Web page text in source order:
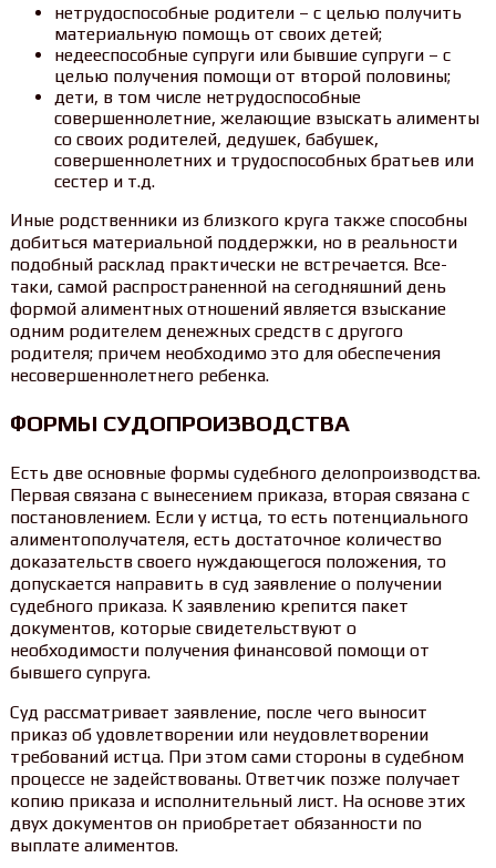
нетрудоспособные родители – с целью получить
материальную помощь от своих детей;
недееспособные супруги или бывшие супруги – с
целью получения помощи от второй половины;
дети, в том числе нетрудоспособные
совершеннолетние, желающие взыскать алименты
со своих родителей, дедушек, бабушек,
совершеннолетних и трудоспособных братьев или
сестер и т.д.
Иные родственники из близкого круга также способны
добиться материальной поддержки, но в реальности
подобный расклад практически не встречается. Все-
таки, самой распространенной на сегодняшний день
формой алиментных отношений является взыскание
одним родителем денежных средств с другого
родителя; причем необходимо это для обеспечения
несовершеннолетнего ребенка.
ФОРМЫ СУДОПРОИЗВОДСТВА
Есть две основные формы судебного делопроизводства.
Первая связана с вынесением приказа, вторая связана с
постановлением. Если у истца, то есть потенциального
алиментополучателя, есть достаточное количество
доказательств своего нуждающегося положения, то
допускается направить в суд заявление о получении
судебного приказа. К заявлению крепится пакет
документов, которые свидетельствуют о
необходимости получения финансовой помощи от
бывшего супруга.
Суд рассматривает заявление, после чего выносит
приказ об удовлетворении или неудовлетворении
требований истца. При этом сами стороны в судебном
процессе не задействованы. Ответчик позже получает
копию приказа и исполнительный лист. На основе этих
двух документов он приобретает обязанности по
выплате алиментов.